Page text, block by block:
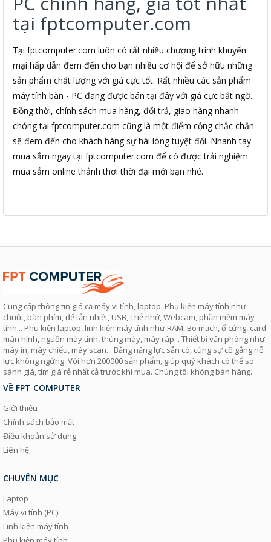
tại fptcomputer.com
Tại fptcomputer.com luôn có rất nhiều chương trình khuyến
mại hấp dẫn đem đến cho bạn nhiều cơ hội để sở hữu những
sản phẩm chất lượng với giá cực tốt. Rất nhiều các sản phẩm
máy tính bàn - PC đang được bán tại đây với giá cực bất ngờ.
Đồng thời, chính sách mua hàng, đổi trả, giao hàng nhanh
chóng tại fptcomputer.com cũng là một điểm cộng chắc chắn
sẽ đem đến cho khách hàng sự hài lòng tuyệt đối. Nhanh tay
mua sắm ngay tại fptcomputer.com để có được trải nghiệm
mua sắm online thảnh thơi thời đại mới bạn nhé.
Cung cấp thông tin giá cả máy vi tính, laptop. Phụ kiện máy tính như
chuột, bàn phím, đế tản nhiệt, USB, Thẻ nhớ, Webcam, phần mềm máy
tính... Phụ kiện laptop, linh kiện máy tính như RAM, Bo mạch, ổ cứng, card
màn hình, nguồn máy tính, thùng máy, máy ráp... Thiết bị văn phòng như
máy in, máy chiếu, máy scan... Bằng năng lực sẵn có, cùng sự cố gắng nỗ
lực không ngừng. Với hơn 200000 sản phẩm, giúp quý khách có thể so
sánh giá, tìm giá rẻ nhất cả trước khi mua. Chúng tôi không bán hàng.
VỀ FPT COMPUTER
Giới thiệu
Chính sách bảo mật
Điều khoản sử dụng
Liên hệ
CHUYÊN MỤC
Laptop
Máy vi tính (PC)
Linh kiện máy tính